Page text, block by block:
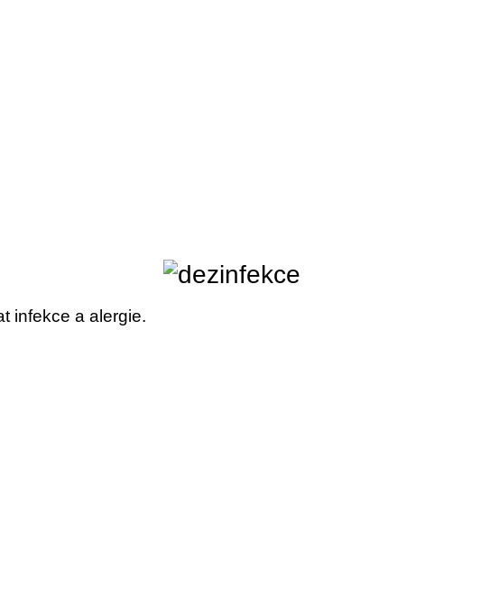
infekce a alergie.